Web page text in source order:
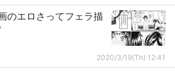
のエロさってフェラ描
2020/3/19(Th) 12:41